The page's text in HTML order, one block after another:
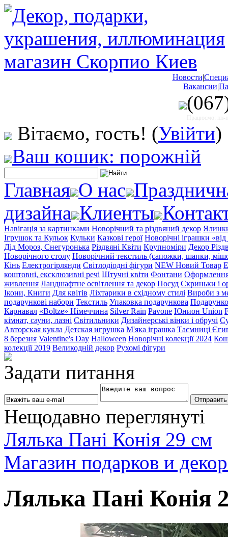
Новости|
Вакансии|
Працюємо: пн-
Вітаємо, гость! (Увійти)
Ваш кошик: порожній
Главная О нас
дизайна Клиенты
Навігація за картинками Новорічний та різдвяний декор
Ігрушок та Кульок Кульки Казкові герої Новорічні іграшки
Дід Мороз, Снегуронька Різдвяні Квіти Крупноміри Декор
Новорічного столу Новорічний текстиль (сапожки, шапки,
Кінь Електрогірлянди Світлодіодні фігури NEW Новий Товар
коштовні, ексклюзивні речі Штучні квіти Фонтани Оформлення
живлення Ландшафтне освітлення та декор Посуд Скриньки і
Ікони, Книги Для квітів Ліхтарики в східному стилі Вироби з
подарункові набори Текстиль Упаковка подарункова
Карнавал «Boltze» Німеччина Silver Rain Pavone Юнион Union
кімнат, сауни, лазні Світильники Дизайнерські вінки і обручі
Авторская кукла Детская игрушка М'яка іграшка Таємниці
8 березня Valentine's Day Halloween Новорічні колекції 2024
колекції 2019 Великодній декор Рухомі фігури
Задати питання
Нещодавно переглянуті
Лялька Пані Конія 29 см
Магазин подарков и
Лялька Пані Конія